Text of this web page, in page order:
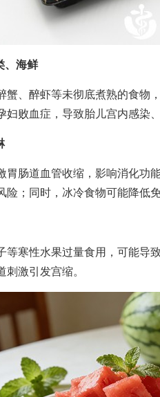
、海鲜
、醉虾等未彻底煮熟的食物
妇败血症，导致胎儿宫内感染
肠道血管收缩，影响消化功能
险；同时，冰冷食物可能降低
寒性水果过量食用，可能导致
刺激引发宫缩。